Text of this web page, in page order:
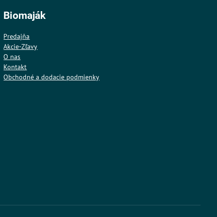
Biomaják
Predajňa
Akcie-Zľavy
O nas
Kontakt
Obchodné a dodacie podmienky